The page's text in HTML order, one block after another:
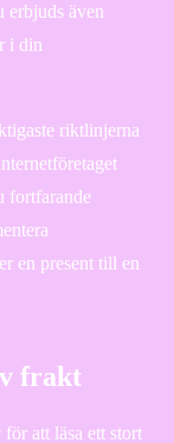
erbjuds även
i din
riktlinjerna
fortfarande
en present till en
frakt
att läsa ett stort